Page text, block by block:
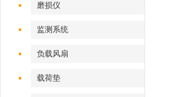
磨损仪
监测系统
负载风扇
载荷垫